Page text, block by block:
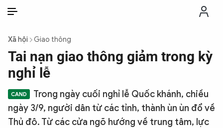
THỜI SỰ
CHỐNG DIỄN BIẾN HÒA BÌNH
CÔNG AN TRONG LÒNG DÂN
Xã hội Giao thông
Tai nạn giao thông giảm trong kỳ
nghỉ lễ
Trong ngày cuối nghỉ lễ Quốc khánh, chiều
ngày 3/9, người dân từ các tỉnh, thành ùn ùn đổ về
Thủ đô. Từ các cửa ngõ hướng về trung tâm, lực